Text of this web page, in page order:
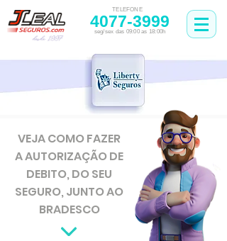
4077-3999
TELEFONE
seg/sex das 09:00 as 18:00h
VEJA COMO FAZER
A AUTORIZAÇÃO DE
DEBITO, DO SEU
SEGURO, JUNTO AO
BRADESCO